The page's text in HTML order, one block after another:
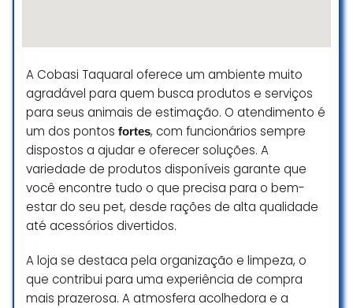
Loja super completa, impossível
não achar algo.
Vanessa G Rodrigues Rodrigues
cosas que tienen hermosas y
atención de 10
A Cobasi Taquaral oferece um ambiente muito
agradável para quem busca produtos e serviços
para seus animais de estimação. O atendimento é
um dos pontos fortes, com funcionários sempre
dispostos a ajudar e oferecer soluções. A
variedade de produtos disponíveis garante que
você encontre tudo o que precisa para o bem-
estar do seu pet, desde rações de alta qualidade
até acessórios divertidos.
A loja se destaca pela organização e limpeza, o
que contribui para uma experiência de compra
mais prazerosa. A atmosfera acolhedora e a